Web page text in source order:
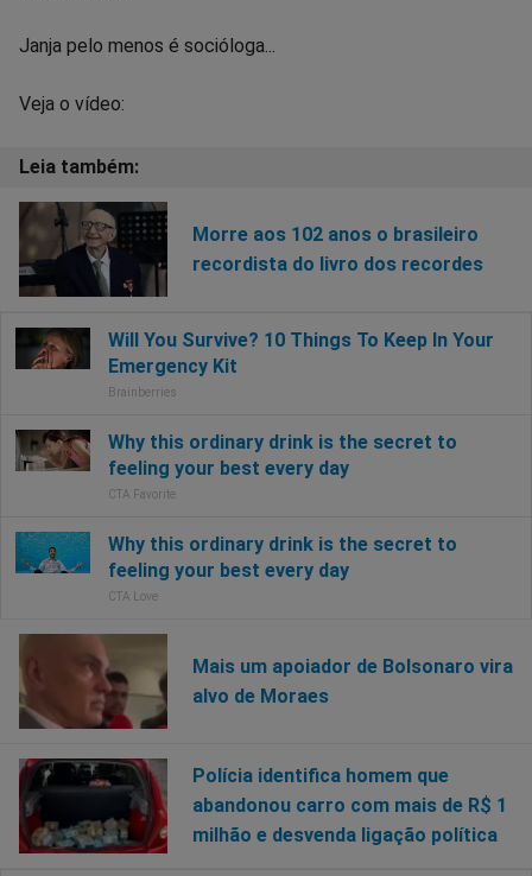
Janja pelo menos é socióloga...
Veja o vídeo:
Morre aos 102 anos o brasileiro
recordista do livro dos recordes
Mais um apoiador de Bolsonaro vira
alvo de Moraes
Polícia identifica homem que
abandonou carro com mais de R$ 1
milhão e desvenda ligação política